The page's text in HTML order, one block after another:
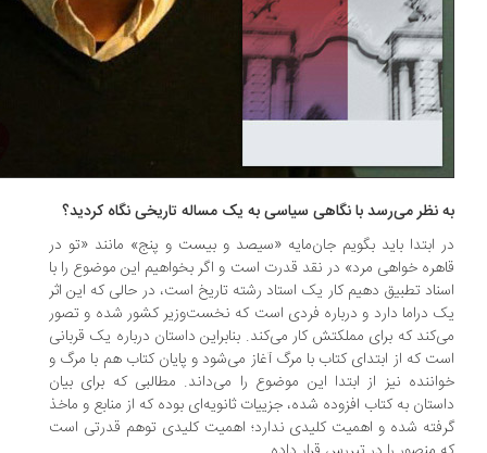
نظر می‌رسد با نگاهی سیاسی به یک مساله تاریخی نگاه کردید؟
ابتدا باید بگویم جان‌مایه «سیصد و بیست و پنج» مانند «تو در
خواهی مرد» در نقد قدرت است و اگر بخواهیم این موضوع را با
تطبیق دهیم کار یک استاد رشته تاریخ است، در حالی که این اثر
دراما دارد و درباره فردی است که نخست‌وزیر کشور شده و تصور
که برای مملکتش کار می‌کند. بنابراین داستان درباره یک قربانی
که از ابتدای کتاب با مرگ آغاز می‌شود و پایان کتاب هم با مرگ و
نیز از ابتدا این موضوع را می‌داند. مطالبی که برای بیان
به کتاب افزوده شده، جزییات ثانویه‌ای بوده که از منابع و ماخذ
شده و اهمیت کلیدی ندارد؛ اهمیت کلیدی توهم قدرتی است